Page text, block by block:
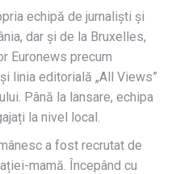
echipă de jurnaliști și
dar și de la Bruxelles,
Euronews precum
linia editorială „All Views”
Până la lansare, echipa
la nivel local.
a fost recrutat de
mamă. Începând cu